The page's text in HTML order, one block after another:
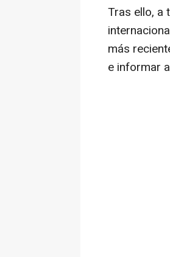
Tras ello, a
más
e informar